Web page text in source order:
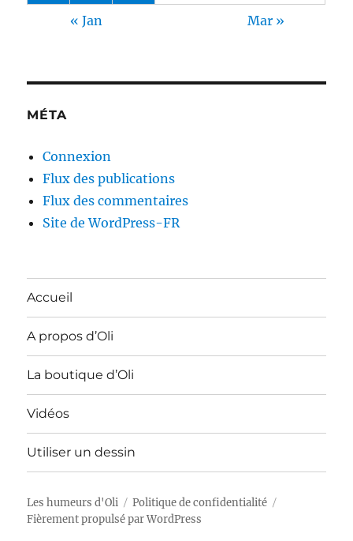
« Jan Mar »
MÉTA
Connexion
Flux des publications
Flux des commentaires
Site de WordPress-FR
Accueil
A propos d’Oli
La boutique d’Oli
Vidéos
Utiliser un dessin
Les humeurs d'Oli
Politique de confidentialité
Fièrement propulsé par WordPress